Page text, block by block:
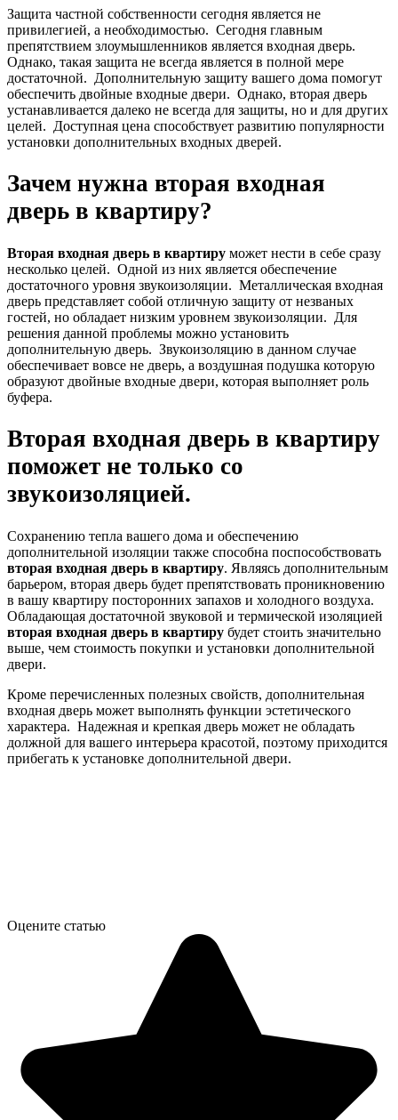
Защита частной собственности сегодня является не
привилегией, а необходимостью. Сегодня главным
препятствием злоумышленников является входная дверь.
Однако, такая защита не всегда является в полной мере
достаточной. Дополнительную защиту вашего дома помогут
обеспечить двойные входные двери. Однако, вторая дверь
устанавливается далеко не всегда для защиты, но и для других
целей. Доступная цена способствует развитию популярности
установки дополнительных входных дверей.
Зачем нужна вторая входная
дверь в квартиру?
Вторая входная дверь в квартиру может нести в себе сразу
несколько целей. Одной из них является обеспечение
достаточного уровня звукоизоляции. Металлическая входная
дверь представляет собой отличную защиту от незваных
гостей, но обладает низким уровнем звукоизоляции. Для
решения данной проблемы можно установить
дополнительную дверь. Звукоизоляцию в данном случае
обеспечивает вовсе не дверь, а воздушная подушка которую
образуют двойные входные двери, которая выполняет роль
буфера.
Вторая входная дверь в квартиру
поможет не только со
звукоизоляцией.
Сохранению тепла вашего дома и обеспечению
дополнительной изоляции также способна поспособствовать
вторая входная дверь в квартиру. Являясь дополнительным
барьером, вторая дверь будет препятствовать проникновению
в вашу квартиру посторонних запахов и холодного воздуха.
Обладающая достаточной звуковой и термической изоляцией
вторая входная дверь в квартиру будет стоить значительно
выше, чем стоимость покупки и установки дополнительной
двери.
Кроме перечисленных полезных свойств, дополнительная
входная дверь может выполнять функции эстетического
характера. Надежная и крепкая дверь может не обладать
должной для вашего интерьера красотой, поэтому приходится
прибегать к установке дополнительной двери.
Оцените статью